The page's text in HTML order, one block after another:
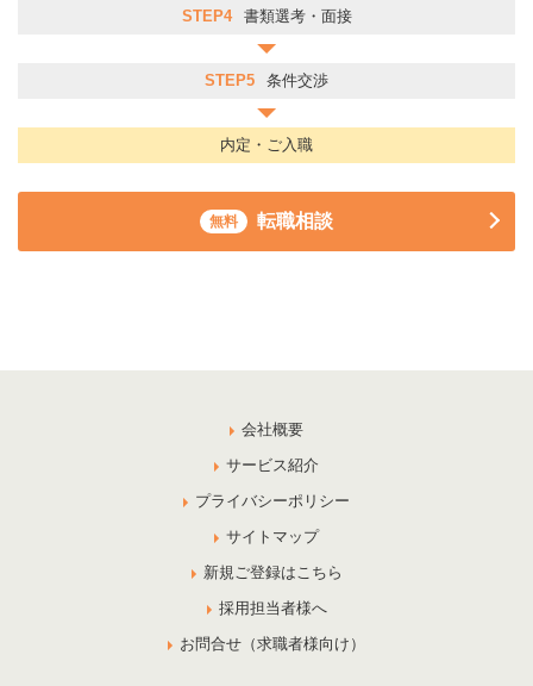
STEP4 書類選考・面接
STEP5 条件交渉
内定・ご入職
無料 転職相談
会社概要
サービス紹介
プライバシーポリシー
サイトマップ
新規ご登録はこちら
採用担当者様へ
お問合せ（求職者様向け）